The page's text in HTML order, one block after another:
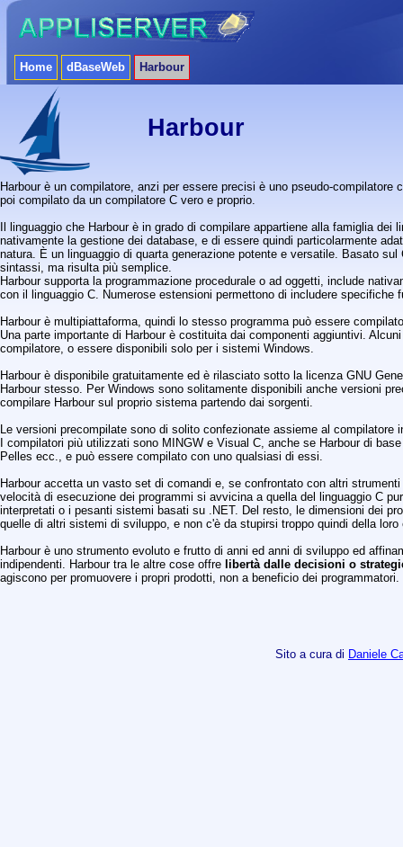
Harbour è un compilatore, anzi per essere precisi è uno pseudo-
poi compilato da un compilatore C vero e proprio.
Il linguaggio che Harbour è in grado di compilare appartiene alla famiglia
nativamente la gestione dei database, e di essere quindi particolarmente
natura. È un linguaggio di quarta generazione potente e versatile. Basato
sintassi, ma risulta più semplice.
Harbour supporta la programmazione procedurale o ad oggetti, include
con il linguaggio C. Numerose estensioni permettono di includere specifiche
Harbour è multipiattaforma, quindi lo stesso programma può essere
Una parte importante di Harbour è costituita dai componenti aggiuntivi.
compilatore, o essere disponibili solo per i sistemi Windows.
Harbour è disponibile gratuitamente ed è rilasciato sotto la licenza GNU
Harbour stesso. Per Windows sono solitamente disponibili anche versioni
compilare Harbour sul proprio sistema partendo dai sorgenti.
Le versioni precompilate sono di solito confezionate assieme al compilatore
I compilatori più utilizzati sono MINGW e Visual C, anche se Harbour di
Pelles ecc., e può essere compilato con uno qualsiasi di essi.
Harbour accetta un vasto set di comandi e, se confrontato con altri
velocità di esecuzione dei programmi si avvicina a quella del linguaggio C
interpretati o i pesanti sistemi basati su .NET. Del resto, le dimensioni dei
quelle di altri sistemi di sviluppo, e non c'è da stupirsi troppo quindi della loro
Harbour è uno strumento evoluto e frutto di anni ed anni di sviluppo ed
indipendenti. Harbour tra le altre cose offre libertà dalle decisioni o
agiscono per promuovere i propri prodotti, non a beneficio dei
Harbour
Home dBaseWeb Harbour
Sito a cura di Daniele